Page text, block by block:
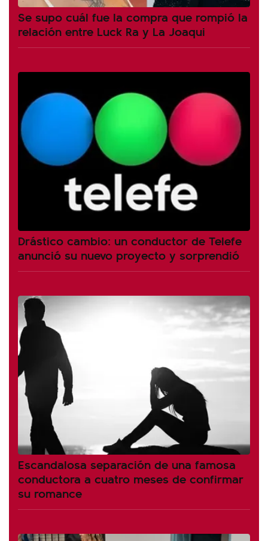
Se supo cuál fue la compra que rompió la
relación entre Luck Ra y La Joaqui
Drástico cambio: un conductor de Telefe
anunció su nuevo proyecto y sorprendió
Escandalosa separación de una famosa
conductora a cuatro meses de confirmar
su romance